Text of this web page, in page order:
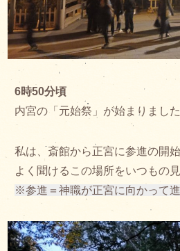
6時50分頃
内宮の「元始祭」が始まりました
私は、斎館から正宮に参進の開
よく聞けるこの場所をいつもの
※参進＝神職が正宮に向かって